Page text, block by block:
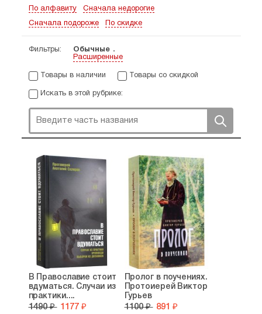
По алфавиту Сначала недорогие
Сначала подороже По скидке
Фильтры:
Обычные
Расширенные
Товары в наличии Товары со скидкой
Искать в этой рубрике:
В Православие стоит
вдуматься. Случаи из
практики....
1490 ₽ 1177 ₽
Пролог в поучениях.
Протоиерей Виктор
Гурьев
1100 ₽ 891 ₽